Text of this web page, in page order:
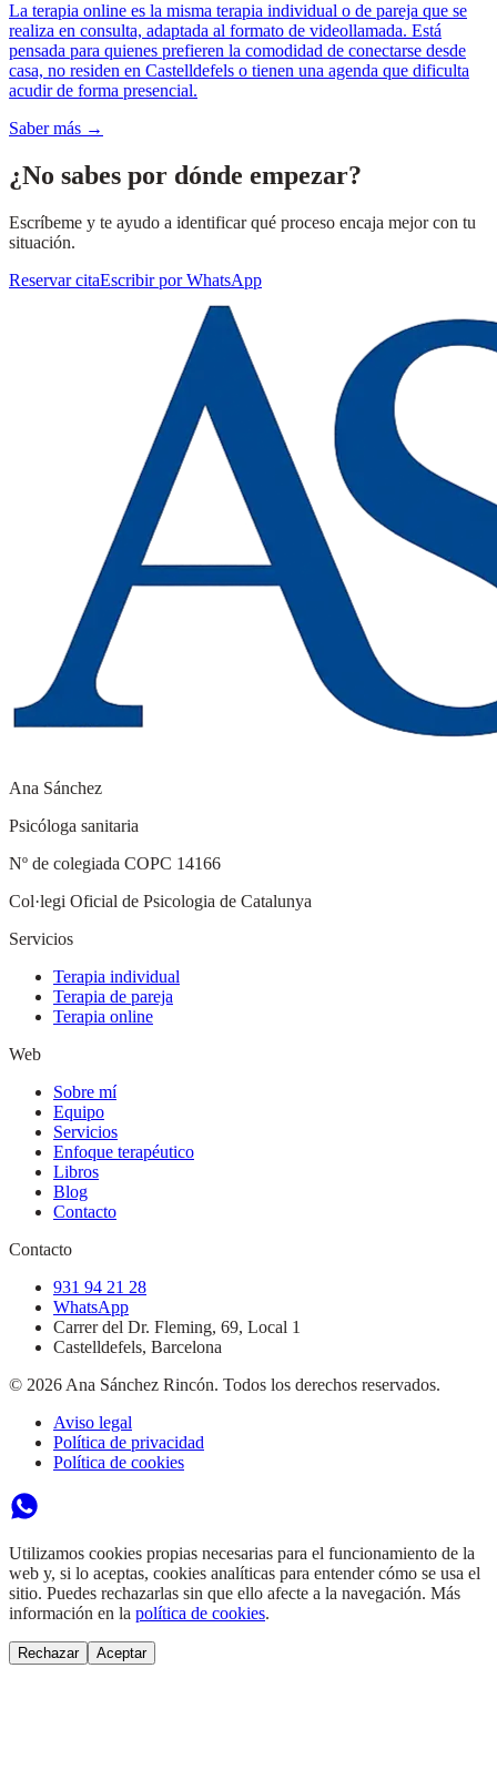
La terapia online es la misma terapia individual o de pareja que se
realiza en consulta, adaptada al formato de videollamada. Está
pensada para quienes prefieren la comodidad de conectarse desde
casa, no residen en Castelldefels o tienen una agenda que dificulta
acudir de forma presencial.
Saber más →
¿No sabes por dónde empezar?
Escríbeme y te ayudo a identificar qué proceso encaja mejor con tu
situación.
Reservar citaEscribir por WhatsApp
Ana Sánchez
Psicóloga sanitaria
Nº de colegiada COPC 14166
Col·legi Oficial de Psicologia de Catalunya
Servicios
Terapia individual
Terapia de pareja
Terapia online
Web
Sobre mí
Equipo
Servicios
Enfoque terapéutico
Libros
Blog
Contacto
Contacto
931 94 21 28
WhatsApp
Carrer del Dr. Fleming, 69, Local 1
Castelldefels, Barcelona
© 2026 Ana Sánchez Rincón. Todos los derechos reservados.
Aviso legal
Política de privacidad
Política de cookies
Utilizamos cookies propias necesarias para el funcionamiento de la
web y, si lo aceptas, cookies analíticas para entender cómo se usa el
sitio. Puedes rechazarlas sin que ello afecte a la navegación. Más
información en la política de cookies.
Rechazar Aceptar